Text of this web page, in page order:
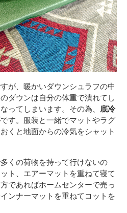
が、暖かいダウンシュラフの中
ダウンは自分の体重で潰れてし
ってしまいます。その為、 底冷
です。服装と一緒でマットやラグ
くと地面からの冷気をシャット
くの荷物を持って行けないの
ト、エアーマットを重ねて寝て
であればホームセンターで売っ
ンナーマットを重ねてコットを